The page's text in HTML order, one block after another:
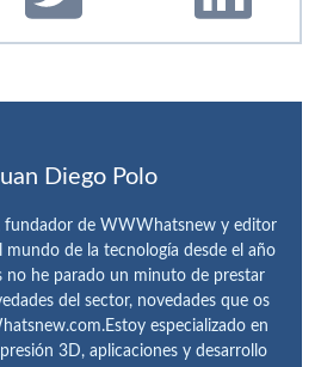
Diego Polo
fundador de WWWhatsnew y editor
mundo de la tecnología desde el año
no he parado un minuto de prestar
del sector, novedades que os
especializado en
3D, aplicaciones y desarrollo